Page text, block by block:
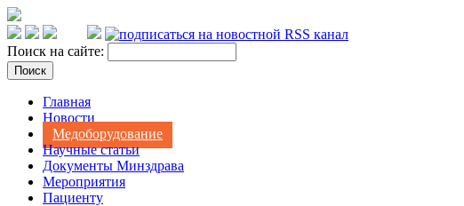
Поиск на сайте:
Главная
Новости
Медоборудование
Научные статьи
Документы Минздрава
Мероприятия
Пациенту